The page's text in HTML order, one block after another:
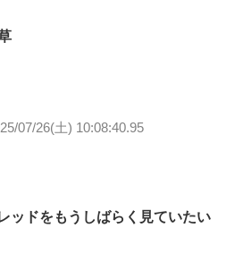
07/26(土) 10:08:40.95
ッドをもうしばらく見ていたい